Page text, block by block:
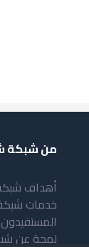
من شبكة
أهداف
خدمات
لمحة عن